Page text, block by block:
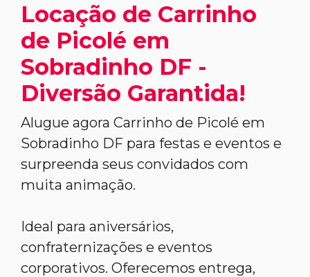
Locação de Carrinho
de Picolé em
Sobradinho DF -
Diversão Garantida!
Alugue agora Carrinho de Picolé em
Sobradinho DF para festas e eventos e
surpreenda seus convidados com
muita animação.
Ideal para aniversários,
confraternizações e eventos
corporativos. Oferecemos entrega,